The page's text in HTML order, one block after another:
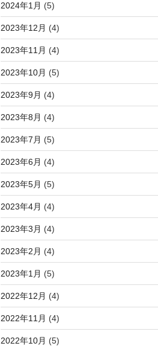
2024年1月 (5)
2023年12月 (4)
2023年11月 (4)
2023年10月 (5)
2023年9月 (4)
2023年8月 (4)
2023年7月 (5)
2023年6月 (4)
2023年5月 (5)
2023年4月 (4)
2023年3月 (4)
2023年2月 (4)
2023年1月 (5)
2022年12月 (4)
2022年11月 (4)
2022年10月 (5)